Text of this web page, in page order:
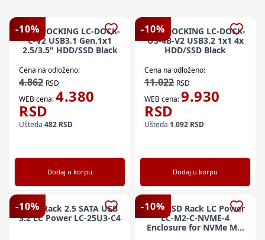
-10%
HDD DOCKING LC-DOCK-
C-V2 USB3.1 Gen.1x1
2.5/3.5" HDD/SSD Black
Cena na odloženo:
4.862 RSD
WEB cena:4.380
RSD
Ušteda 482 RSD
Dodaj u korpu
-10%
HDD DOCKING LC-DOCK-
U3-4B-V2 USB3.2 1x1 4x
HDD/SSD Black
Cena na odloženo:
11.022 RSD
WEB cena:9.930
RSD
Ušteda 1.092 RSD
Dodaj u korpu
-10%
HDD Rack 2.5 SATA USB
3.2 LC Power LC-25U3-C4
-10%
HDD SSD Rack LC Power
LC-M2-C-NVME-4
Enclosure for NVMe M.2